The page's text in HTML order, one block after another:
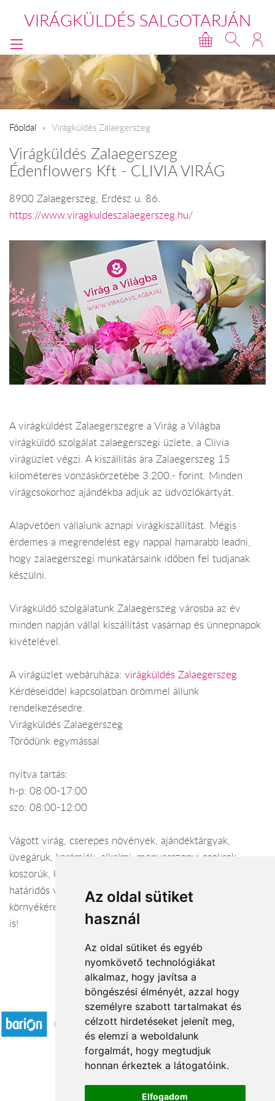
Az oldal sütiket
használ
Az oldal sütiket és egyéb
nyomkövető technológiákat
alkalmaz, hogy javítsa a
böngészési élményét, azzal hogy
személyre szabott tartalmakat és
célzott hirdetéseket jelenít meg,
és elemzi a weboldalunk
forgalmát, hogy megtudjuk
honnan érkeztek a látogatóink.
Elfogadom
VIRÁGKÜLDÉS SALGOTARJÁN
Főoldal Virágküldés Zalaegerszeg
Virágküldés Zalaegerszeg
Édenflowers Kft - CLIVIA VIRÁG
8900 Zalaegerszeg, Erdész u. 86.
https://www.viragkuldeszalaegerszeg.hu/
A virágküldést Zalaegerszegre a Virág a Világba
virágküldő szolgálat zalaegerszegi üzlete, a Clivia
virágüzlet végzi. A kiszállítás ára Zalaegerszeg 15
kilométeres vonzáskörzetébe 3.200.- forint. Minden
virágcsokorhoz ajándékba adjuk az üdvözlőkártyát.
Alapvetően vállalunk aznapi virágkiszállítást. Mégis
érdemes a megrendelést egy nappal hamarabb leadni,
hogy zalaegerszegi munkatársaink időben fel tudjanak
készülni.
Virágküldő szolgálatunk Zalaegerszeg városba az év
minden napján vállal kiszállítást vasárnap és ünnepnapok
kivételével.
A virágüzlet webáruháza: virágküldés Zalaegerszeg
Kérdéseiddel kapcsolatban örömmel állunk
rendelkezésedre.
Virágküldés Zalaegerszeg
Törődünk egymással
nyitva tartás:
h-p: 08:00-17:00
szo: 08:00-12:00
Vágott virág, cserepes növények, ajándéktárgyak,
üvegáruk, kerámiák, alkalmi, menyasszonyi csokrok,
koszorúk, kegyeleti készítmények nagy választékban,
határidős vállalással. Virág küldés Zalaegerszegre,
környékére és az ország egész területére, sőt külföldre
is!
Elfogadott fizetési módok
Á.SZ.F.